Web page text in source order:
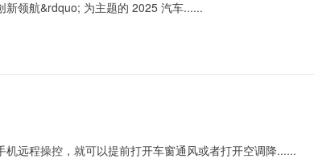
新领航&rdquo; 为主题的 2025 汽车......
远程操控，就可以提前打开车窗通风或者打开空调降......